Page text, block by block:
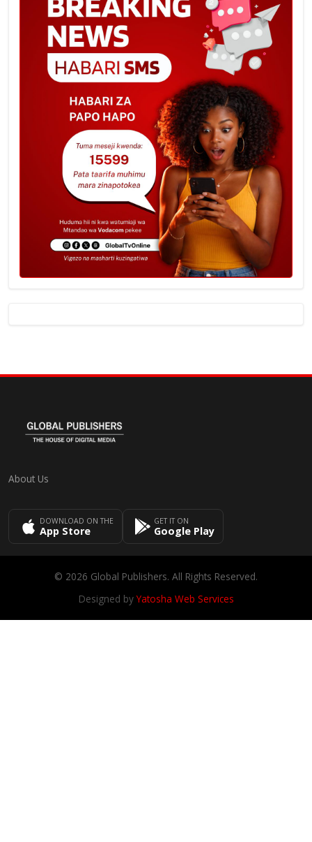
About Us
DOWNLOAD ON THE
App Store
GET IT ON
Google Play
© 2026 Global Publishers. All Rights Reserved.
Designed byYatosha Web Services